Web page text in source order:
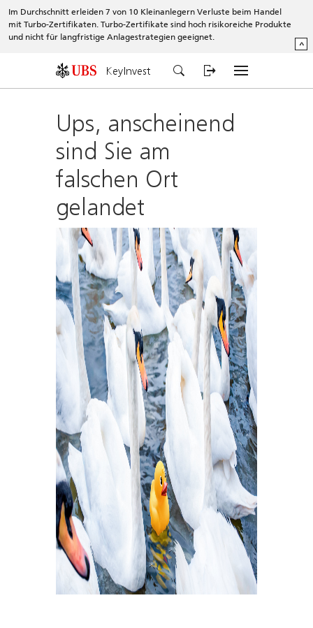
Im Durchschnitt erleiden 7 von 10 Kleinanlegern Verluste beim Handel
mit Turbo-Zertifikaten. Turbo-Zertifikate sind hoch risikoreiche Produkte
und nicht für langfristige Anlagestrategien geeignet.
^
KeyInvest
Ups, anscheinend
sind Sie am
falschen Ort
gelandet